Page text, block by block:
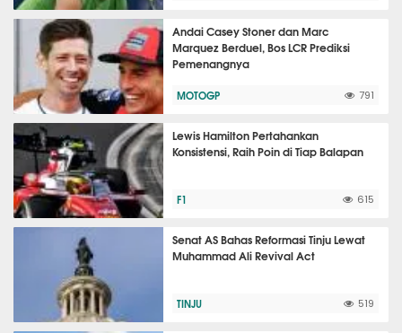
Andai Casey Stoner dan Marc
Marquez Berduel, Bos LCR Prediksi
Pemenangnya
MOTOGP 791
Lewis Hamilton Pertahankan
Konsistensi, Raih Poin di Tiap Balapan
F1 615
Senat AS Bahas Reformasi Tinju Lewat
Muhammad Ali Revival Act
TINJU 519